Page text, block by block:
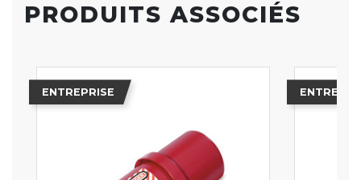
PRODUITS ASSOCIÉS
ENTREPRISE